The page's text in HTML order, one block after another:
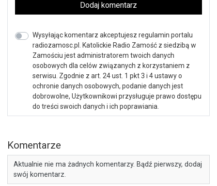
Dodaj komentarz
Wysyłając komentarz akceptujesz regulamin portalu
radiozamosc.pl. Katolickie Radio Zamość z siedzibą w
Zamościu jest administratorem twoich danych
osobowych dla celów związanych z korzystaniem z
serwisu. Zgodnie z art. 24 ust. 1 pkt 3 i 4 ustawy o
ochronie danych osobowych, podanie danych jest
dobrowolne, Użytkownikowi przysługuje prawo dostępu
do treści swoich danych i ich poprawiania.
Komentarze
Aktualnie nie ma żadnych komentarzy. Bądź pierwszy, dodaj
swój komentarz.